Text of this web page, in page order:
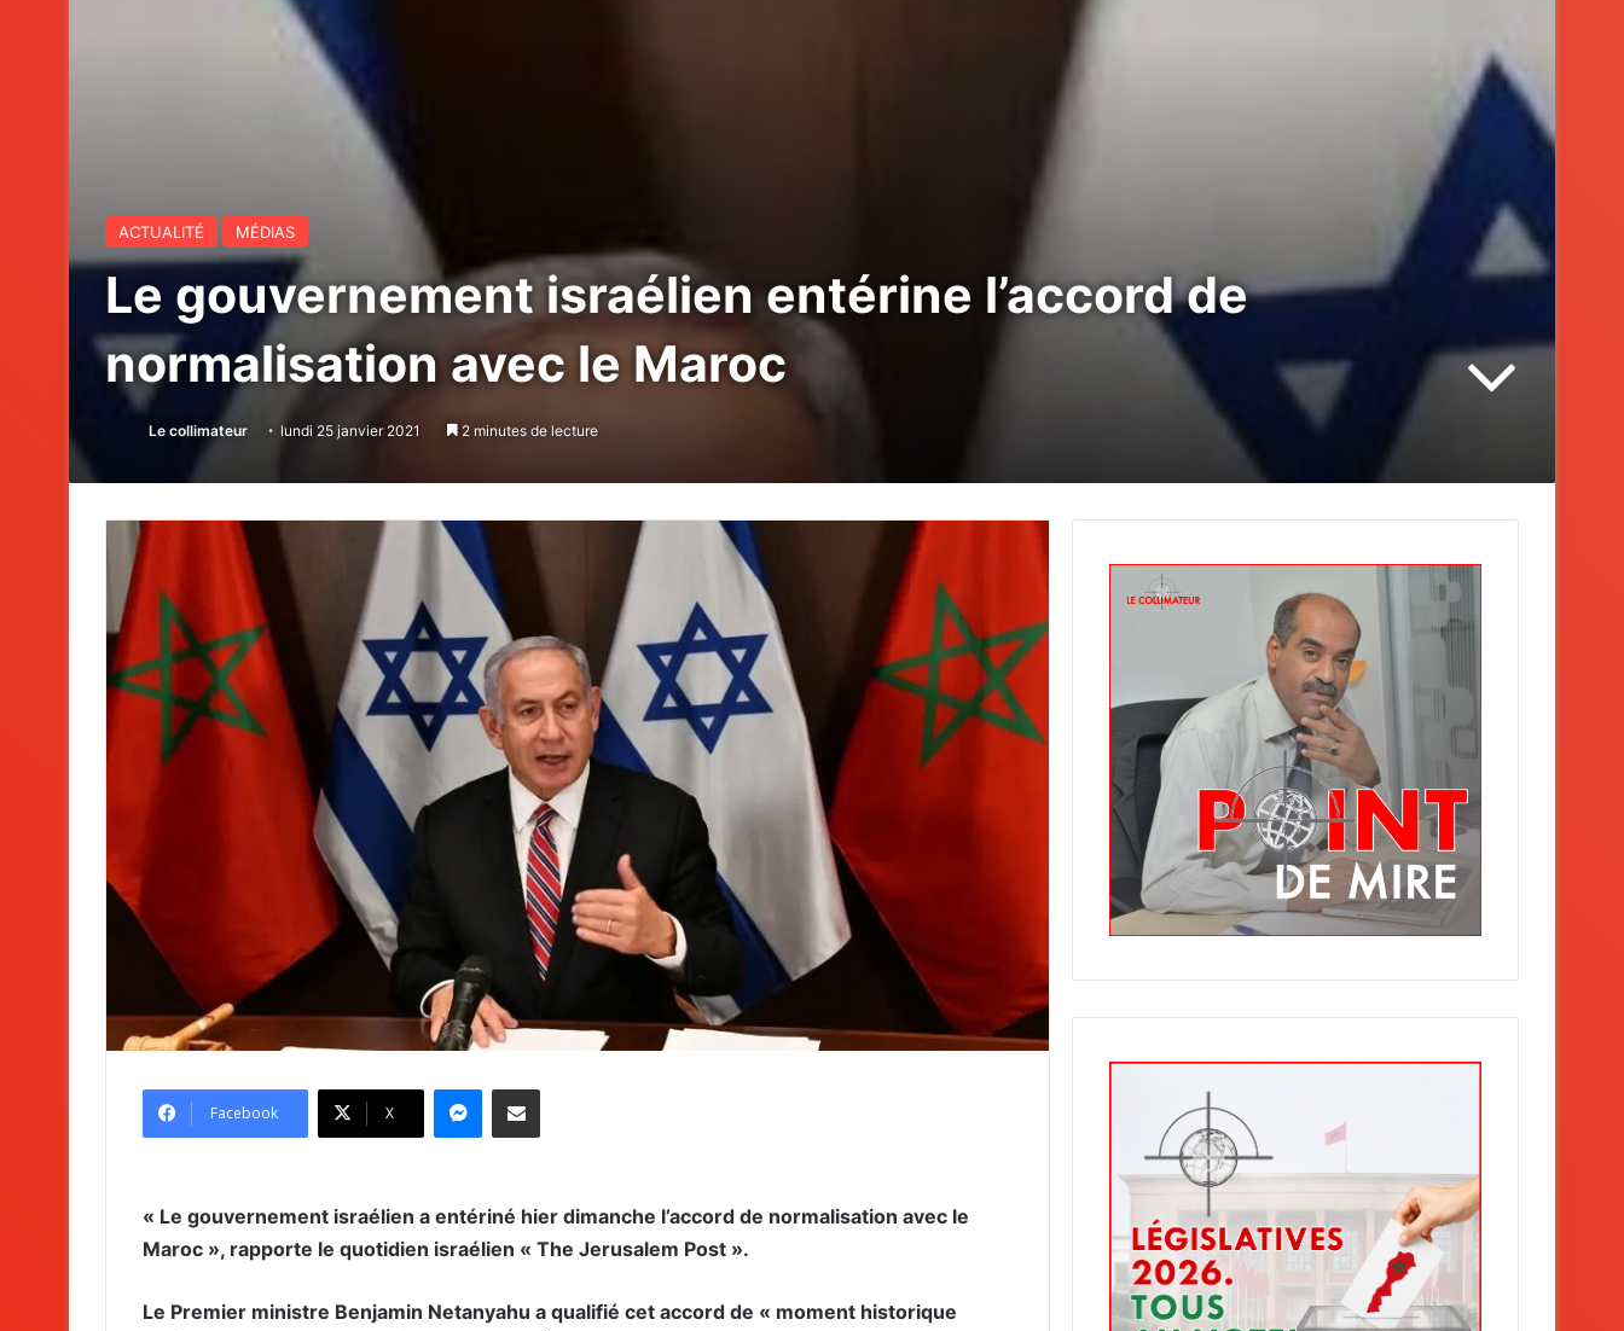
ACTUALITÉ MÉDIAS
Le gouvernement israélien entérine l’accord de
normalisation avec le Maroc
Le collimateur lundi 25 janvier 2021 2 minutes de lecture
Facebook X
« Le gouvernement israélien a entériné hier dimanche l’accord de normalisation avec le
Maroc », rapporte le quotidien israélien « The Jerusalem Post ».
Le Premier ministre Benjamin Netanyahu a qualifié cet accord de « moment historique